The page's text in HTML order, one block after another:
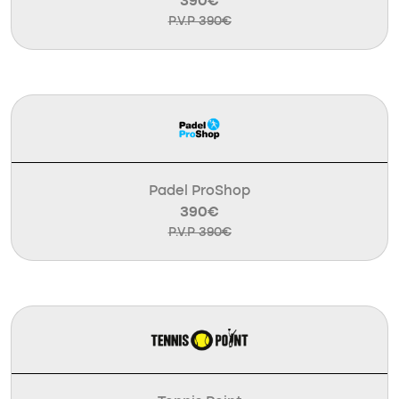
P.V.P 390€
Padel ProShop
390€
P.V.P 390€